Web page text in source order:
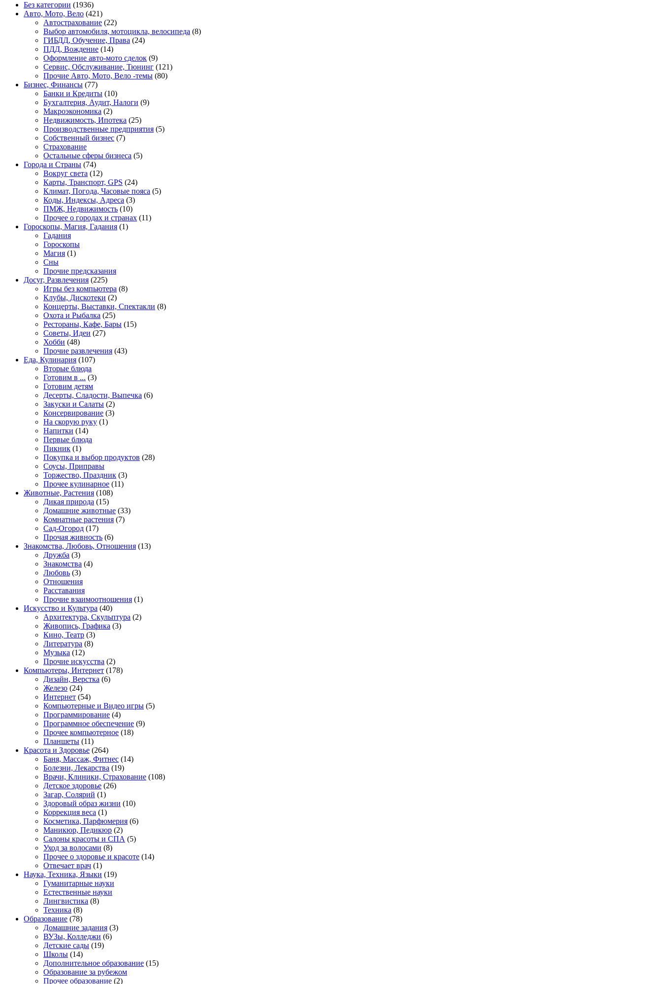
Без категории (1936)
Авто, Мото, Вело (421)
Автострахование (22)
Выбор автомобиля, мотоцикла, велосипеда (8)
ГИБДД, Обучение, Права (24)
ПДД, Вождение (14)
Оформление авто-мото сделок (9)
Сервис, Обслуживание, Тюнинг (121)
Прочие Авто, Мото, Вело -темы (80)
Бизнес, Финансы (77)
Банки и Кредиты (10)
Бухгалтерия, Аудит, Налоги (9)
Макроэкономика (2)
Недвижимость, Ипотека (25)
Производственные предприятия (5)
Собственный бизнес (7)
Страхование
Остальные сферы бизнеса (5)
Города и Страны (74)
Вокруг света (12)
Карты, Транспорт, GPS (24)
Климат, Погода, Часовые пояса (5)
Коды, Индексы, Адреса (3)
ПМЖ, Недвижимость (10)
Прочее о городах и странах (11)
Гороскопы, Магия, Гадания (1)
Гадания
Гороскопы
Магия (1)
Сны
Прочие предсказания
Досуг, Развлечения (225)
Игры без компьютера (8)
Клубы, Дискотеки (2)
Концерты, Выставки, Спектакли (8)
Охота и Рыбалка (25)
Рестораны, Кафе, Бары (15)
Советы, Идеи (27)
Хобби (48)
Прочие развлечения (43)
Еда, Кулинария (107)
Вторые блюда
Готовим в ... (3)
Готовим детям
Десерты, Сладости, Выпечка (6)
Закуски и Салаты (2)
Консервирование (3)
На скорую руку (1)
Напитки (14)
Первые блюда
Пикник (1)
Покупка и выбор продуктов (28)
Соусы, Приправы
Торжество, Праздник (3)
Прочее кулинарное (11)
Животные, Растения (108)
Дикая природа (15)
Домашние животные (33)
Комнатные растения (7)
Сад-Огород (17)
Прочая живность (6)
Знакомства, Любовь, Отношения (13)
Дружба (3)
Знакомства (4)
Любовь (3)
Отношения
Расставания
Прочие взаимоотношения (1)
Искусство и Культура (40)
Архитектура, Скульптура (2)
Живопись, Графика (3)
Кино, Театр (3)
Литература (8)
Музыка (12)
Прочие искусства (2)
Компьютеры, Интернет (178)
Дизайн, Верстка (6)
Железо (24)
Интернет (54)
Компьютерные и Видео игры (5)
Программирование (4)
Программное обеспечение (9)
Прочее компьютерное (18)
Планшеты (11)
Красота и Здоровье (264)
Баня, Массаж, Фитнес (14)
Болезни, Лекарства (19)
Врачи, Клиники, Страхование (108)
Детское здоровье (26)
Загар, Солярий (1)
Здоровый образ жизни (10)
Коррекция веса (1)
Косметика, Парфюмерия (6)
Маникюр, Педикюр (2)
Салоны красоты и СПА (5)
Уход за волосами (8)
Прочее о здоровье и красоте (14)
Отвечает врач (1)
Наука, Техника, Языки (19)
Гуманитарные науки
Естественные науки
Лингвистика (8)
Техника (8)
Образование (78)
Домашние задания (3)
ВУЗы, Колледжи (6)
Детские сады (19)
Школы (14)
Дополнительное образование (15)
Образование за рубежом
Прочее образование (2)